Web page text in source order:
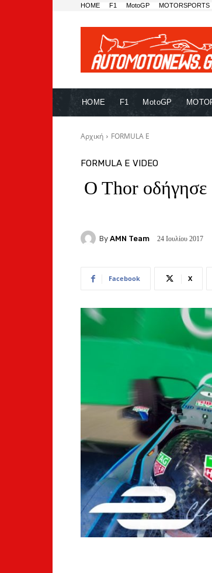
HOME F1 MotoGP MOTORSPORTS
HOME F1 MotoGP
Αρχική FORMULA E
FORMULA E VIDEO
O Thor οδήγησε
By AMN Team 24 Ιουλίου 2017
Facebook X